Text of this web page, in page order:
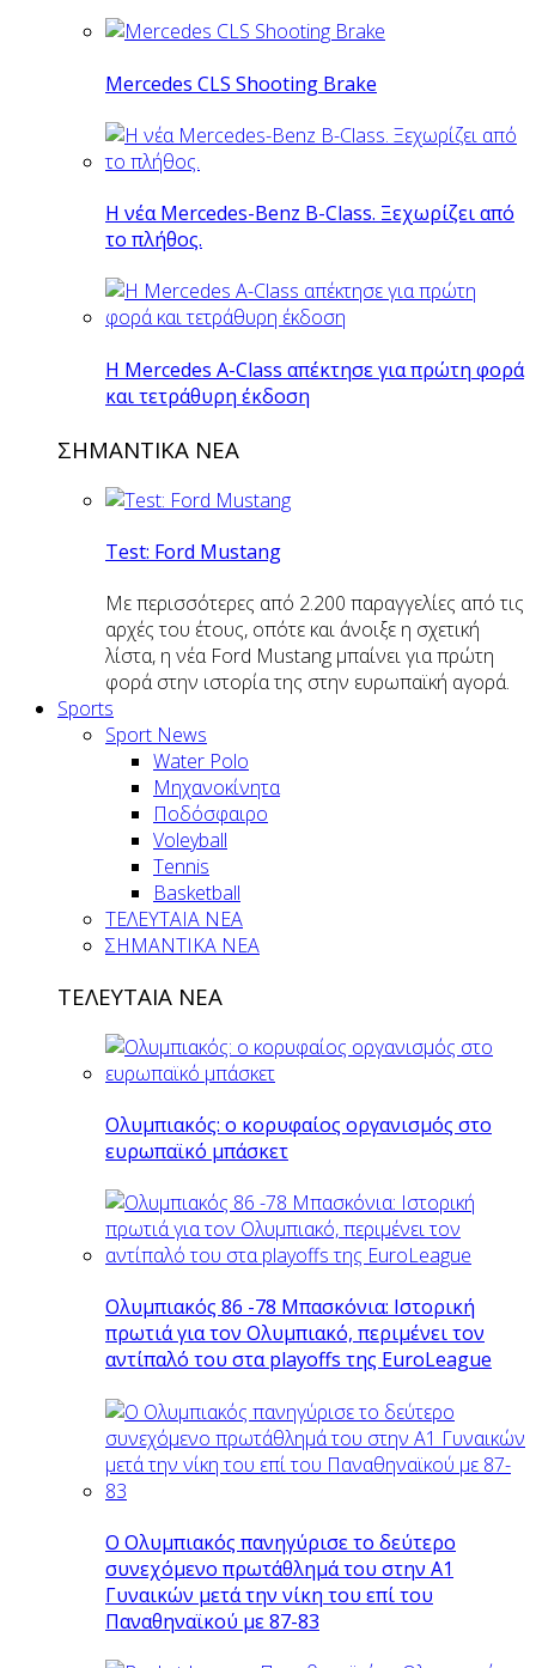
Mercedes CLS Shooting Brake
Η νέα Mercedes-Benz B-Class. Ξεχωρίζει από
το πλήθος.
H Mercedes Α-Class απέκτησε για πρώτη φορά
και τετράθυρη έκδοση
ΣΗΜΑΝΤΙΚΑ ΝΕΑ
Test: Ford Mustang
Με περισσότερες από 2.200 παραγγελίες από τις
αρχές του έτους, οπότε και άνοιξε η σχετική
λίστα, η νέα Ford Mustang μπαίνει για πρώτη
φορά στην ιστορία της στην ευρωπαϊκή αγορά.
Sports
Sport News
Water Polo
Μηχανοκίνητα
Ποδόσφαιρο
Voleyball
Tennis
Basketball
ΤΕΛΕΥΤΑΙΑ ΝΕΑ
ΣΗΜΑΝΤΙΚΑ ΝΕΑ
ΤΕΛΕΥΤΑΙΑ ΝΕΑ
Ολυμπιακός: ο κορυφαίος οργανισμός στο
ευρωπαϊκό μπάσκετ
Ολυμπιακός 86 -78 Μπασκόνια: Ιστορική
πρωτιά για τον Ολυμπιακό, περιμένει τον
αντίπαλό του στα playoffs της EuroLeague
Ο Ολυμπιακός πανηγύρισε το δεύτερο
συνεχόμενο πρωτάθλημά του στην Α1
Γυναικών μετά την νίκη του επί του
Παναθηναϊκού με 87-83